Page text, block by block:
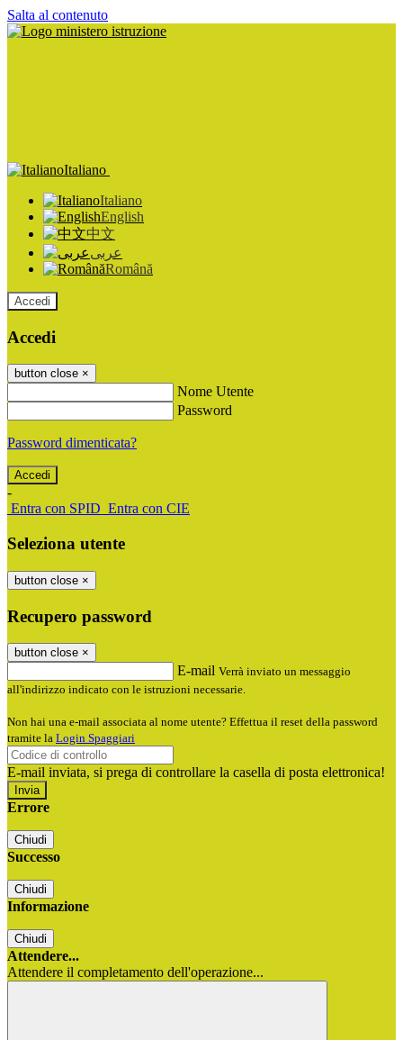
Salta al contenuto
Italiano
Italiano
English
中文
عربى
Română
Accedi
Accedi
button close ×
Nome Utente
Password
Password dimenticata?
-
Entra con SPID Entra con CIE
Seleziona utente
button close ×
Recupero password
button close ×
E-mail Verrà inviato un messaggio
all'indirizzo indicato con le istruzioni necessarie.
Non hai una e-mail associata al nome utente? Effettua il reset della password
tramite la Login Spaggiari
E-mail inviata, si prega di controllare la casella di posta elettronica!
Errore
Chiudi
Successo
Chiudi
Informazione
Chiudi
Attendere...
Attendere il completamento dell'operazione...